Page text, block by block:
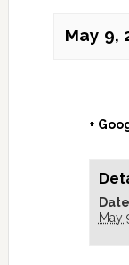
May 9,
+
May